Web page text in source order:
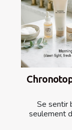
Se sentir
seulement